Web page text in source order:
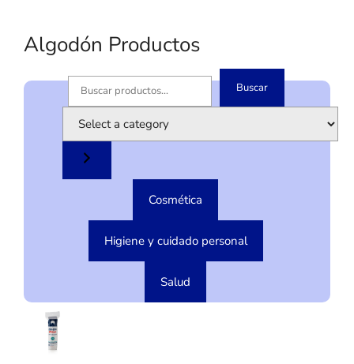
Algodón Productos
u
c
r
Buscar
c
g
Cosmética
Higiene y cuidado personal
Salud